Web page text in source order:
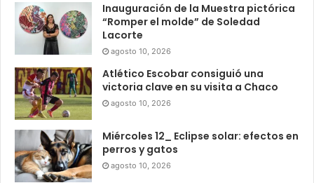
Inauguración de la Muestra pictórica
“Romper el molde” de Soledad
Lacorte
agosto 10, 2026
Atlético Escobar consiguió una
victoria clave en su visita a Chaco
agosto 10, 2026
Miércoles 12_ Eclipse solar: efectos en
perros y gatos
agosto 10, 2026